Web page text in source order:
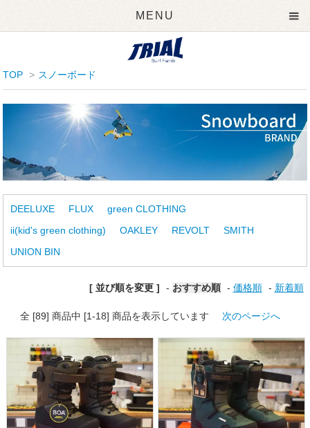
MENU
TOP > スノーボード
DEELUXE FLUX
green CLOTHING
ii(kid's green clothing)
OAKLEY REVOLT
SMITH
UNION BIN
[ 並び順を変更 ] - おすすめ順 - 価格順 - 新着順
全 [89] 商品中 [1-18] 商品を表示しています 次のページへ